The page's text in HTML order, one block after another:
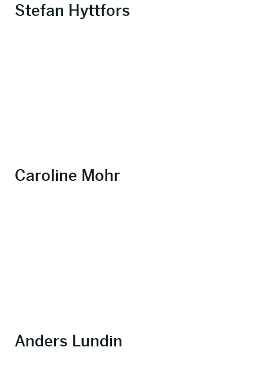
Stefan Hyttfors
Caroline Mohr
Anders Lundin